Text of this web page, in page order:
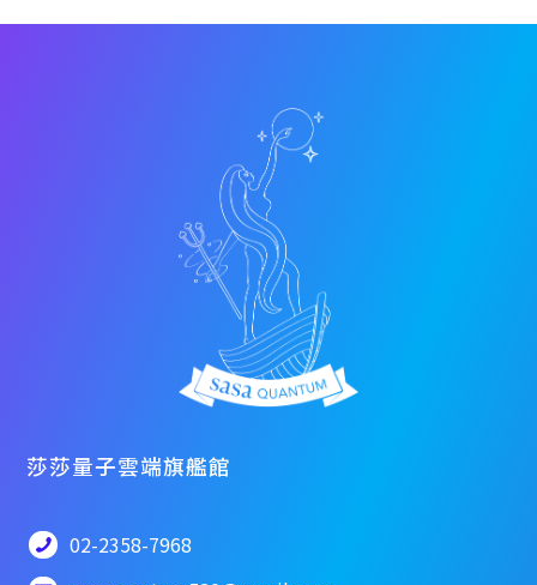
莎莎量子雲端旗艦館
02-2358-7968